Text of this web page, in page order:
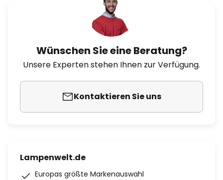
Wünschen Sie eine Beratung?
Unsere Experten stehen Ihnen zur Verfügung.
Kontaktieren Sie uns
Lampenwelt.de
Europas größte Markenauswahl